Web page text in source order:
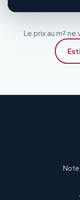
Le prix au m²
Note